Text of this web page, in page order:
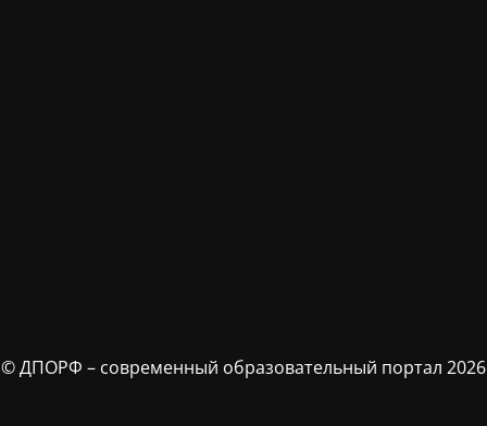
© ДПОРФ – современный образовательный портал 2026